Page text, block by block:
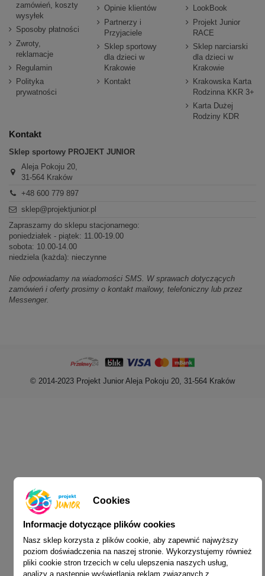
zamówień, koszty
wysyłek
Sposoby płatności
Zwroty,
reklamacje
Regulamin
Polityka
prywatności
Opinie klientów
Partnerzy i
Przyjaciele
Sklep sportowy
dla dzieci w
Krakowie
Kontakt
LookBook
Projekt Junior
RACE
Sklep narciarski
dla dzieci w
Krakowie
Krakowska Karta
Rodzinna KKR 3+
Karta Dużej
Rodziny KDR
Kontakt
Sklep sportowy PROJEKT JUNIOR
Aleja Pokoju 20,
31-564 Kraków
+48 600 779 897
sklep@projektjunior.pl
Zapraszamy do sklepu stacjonarnego:
poniedziałek - piątek: 11.00-19.00
sobota: 10.00-14.00
niedziela (każda): nieczynne
Nie odpowiadamy na wiadomości SMS. W sprawach dotyczących
zamówień i oferty prosimy o kontakt mailowy, telefoniczny lub przez
Messenger.
Cookies
Informacje dotyczące plików cookies
Nasz sklep korzysta z plików cookie, aby zapewnić najwyższy
poziom doświadczenia na naszej stronie. Wykorzystujemy również
pliki cookie stron trzecich w celu ulepszenia naszych usług,
analizy a następnie wyświetlania reklam związanych z
© 2014-2023 Projekt Junior Aleja Pokoju 20, 31-564 Kraków